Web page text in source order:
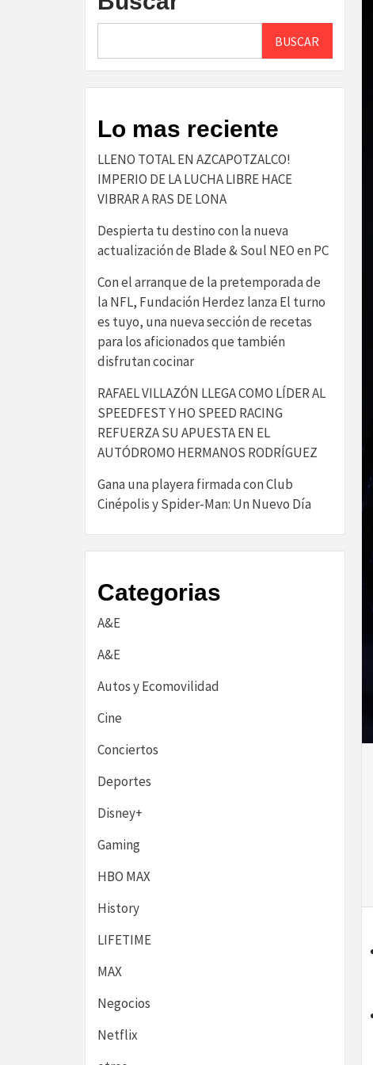
BUSCAR
Lo mas reciente
LLENO TOTAL EN AZCAPOTZALCO!
IMPERIO DE LA LUCHA LIBRE HACE
VIBRAR A RAS DE LONA
Despierta tu destino con la nueva
actualización de Blade & Soul NEO en PC
Con el arranque de la pretemporada de
la NFL, Fundación Herdez lanza El turno
es tuyo, una nueva sección de recetas
para los aficionados que también
disfrutan cocinar
RAFAEL VILLAZÓN LLEGA COMO LÍDER AL
SPEEDFEST Y HO SPEED RACING
REFUERZA SU APUESTA EN EL
AUTÓDROMO HERMANOS RODRÍGUEZ
Gana una playera firmada con Club
Cinépolis y Spider-Man: Un Nuevo Día
Categorias
A&E
A&E
Autos y Ecomovilidad
Cine
Conciertos
Deportes
Disney+
Gaming
HBO MAX
History
LIFETIME
MAX
Negocios
Netflix